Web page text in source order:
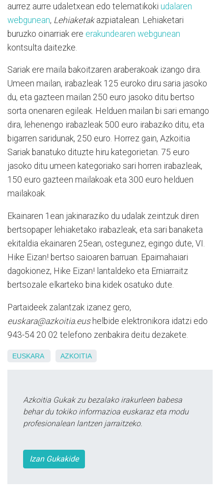
aurrez aurre udaletxean edo telematikoki udalaren
webgunean, Lehiaketakazpiatalean. Lehiaketari
buruzko oinarriak ere erakundearen webgunean
kontsulta daitezke.
Sariak ere maila bakoitzaren araberakoak izango dira.
Umeen mailan, irabazleak 125 euroko diru saria jasoko
du, eta gazteen mailan 250 euro jasoko ditu bertso
sorta onenaren egileak. Helduen mailan bi sari emango
dira, lehenengo irabazleak 500 euro irabaziko ditu, eta
bigarren saridunak, 250 euro. Horrez gain, Azkoitia
Sariak banatuko dituzte hiru kategorietan. 75 euro
jasoko ditu umeen kategoriako sari horren irabazleak,
150 euro gazteen mailakoak eta 300 euro helduen
mailakoak.
Ekainaren 1ean jakinaraziko du udalak zeintzuk diren
bertsopaper lehiaketako irabazleak, eta sari banaketa
ekitaldia ekainaren 25ean, ostegunez, egingo dute, VI.
Hike Eizan! bertso saioaren barruan. Epaimahaiari
dagokionez, Hike Eizan! lantaldeko eta Erniarraitz
bertsozale elkarteko bina kidek osatuko dute.
Partaideek zalantzak izanez gero,
euskara@azkoitia.eushelbide elektronikora idatzi edo
943-54 20 02 telefono zenbakira deitu dezakete.
EUSKARA AZKOITIA
Azkoitia Gukak zu bezalako irakurleen babesa
behar du tokiko informazioa euskaraz eta modu
profesionalean lantzen jarraitzeko.
Izan Gukakide